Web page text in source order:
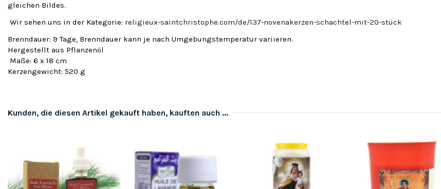
gleichen Bildes.
Wir sehen uns in der Kategorie: religieux-saintchristophe.com/de/137-novenakerzen-schachtel-mit-20-stück
Brenndauer: 9 Tage, Brenndauer kann je nach Umgebungstemperatur variieren.
Hergestellt aus Pflanzenöl
Maße: 6 x 18 cm
Kerzengewicht: 520 g
Kunden, die diesen Artikel gekauft haben, kauften auch ...